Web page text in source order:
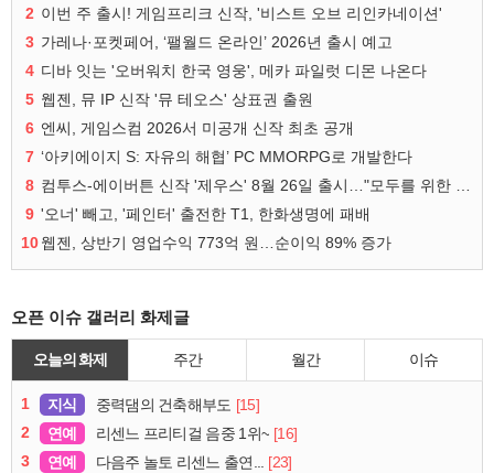
2 이번 주 출시! 게임프리크 신작, '비스트 오브 리인카네이션'
3 가레나·포켓페어, ‘팰월드 온라인’ 2026년 출시 예고
4 디바 잇는 '오버워치 한국 영웅', 메카 파일럿 디몬 나온다
5 웹젠, 뮤 IP 신작 '뮤 테오스' 상표권 출원
6 엔씨, 게임스컴 2026서 미공개 신작 최초 공개
7 ‘아키에이지 S: 자유의 해협’ PC MMORPG로 개발한다
8
컴투스-에이버튼 신작 '제우스' 8월 26일 출시…"모두를 위한 경쟁"
9 '오너' 빼고, '페인터' 출전한 T1, 한화생명에 패배
10웹젠, 상반기 영업수익 773억 원…순이익 89% 증가
오픈 이슈 갤러리 화제글
오늘의 화제 주간 월간 이슈
1 지식 중력댐의 건축해부도 [15]
2
연예 리센느 프리티걸 음중 1위~ [16]
3
연예 다음주 놀토 리센느 출연... [23]